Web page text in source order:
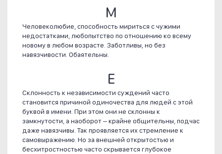
М
Человеколюбие, способность мириться с чужими
недостатками, любопытство по отношению ко всему
новому в любом возрасте. Заботливы, но без
навязчивости. Обаятельны.
Е
Склонность к независимости суждений часто
становится причиной одиночества для людей с этой
буквой в имени. При этом они не склонны к
замкнутости, а наоборот – крайне общительны, подчас
даже навязчивы. Так проявляется их стремление к
самовыражению. Но за внешней открытостью и
бесхитростностью часто скрывается глубокое